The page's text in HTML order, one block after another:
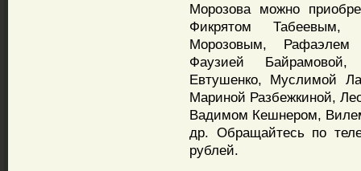
Морозова можно
Фикрятом
Морозовым,
Фаузией
Евтушенко, Муслимой
Мариной Разбежкиной,
Вадимом Кешнером,
др. Обращайтесь по
рублей.